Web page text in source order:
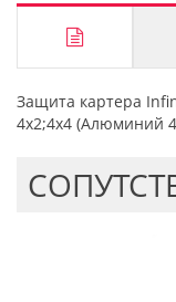
Защита картера
4х2;4х4 (Алюминий